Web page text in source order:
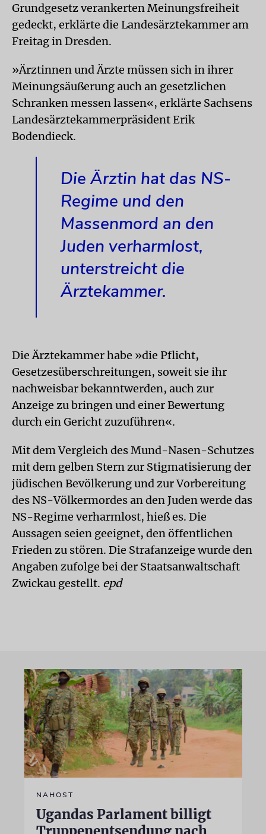
Grundgesetz verankerten Meinungsfreiheit
gedeckt, erklärte die Landesärztekammer am
Freitag in Dresden.
»Ärztinnen und Ärzte müssen sich in ihrer
Meinungsäußerung auch an gesetzlichen
Schranken messen lassen«, erklärte Sachsens
Landesärztekammerpräsident Erik
Bodendieck.
Die Ärztin hat das NS-
Regime und den
Massenmord an den
Juden verharmlost,
unterstreicht die
Ärztekammer.
Die Ärztekammer habe »die Pflicht,
Gesetzesüberschreitungen, soweit sie ihr
nachweisbar bekanntwerden, auch zur
Anzeige zu bringen und einer Bewertung
durch ein Gericht zuzuführen«.
Mit dem Vergleich des Mund-Nasen-Schutzes
mit dem gelben Stern zur Stigmatisierung der
jüdischen Bevölkerung und zur Vorbereitung
des NS-Völkermordes an den Juden werde das
NS-Regime verharmlost, hieß es. Die
Aussagen seien geeignet, den öffentlichen
Frieden zu stören. Die Strafanzeige wurde den
Angaben zufolge bei der Staatsanwaltschaft
Zwickau gestellt. epd
NAHOST
Ugandas Parlament billigt